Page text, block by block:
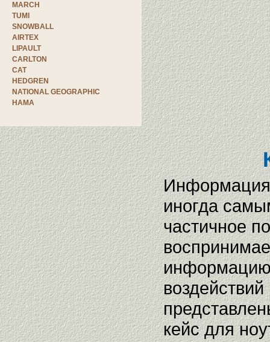
MARCH
TUMI
SNOWBALL
AIRTEX
LIPAULT
CARLTON
CAT
HEDGREN
NATIONAL GEOGRAPHIC
HAMA
Информация,
иногда
частичное
кейс для